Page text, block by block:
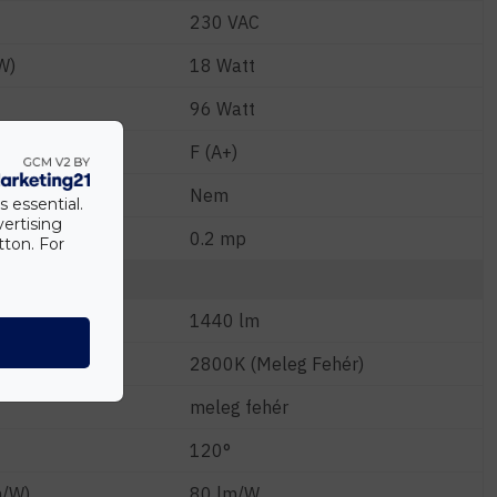
230 VAC
18 Watt
96 Watt
F (A+)
Nem
0.2 mp
1440 lm
2800K (Meleg Fehér)
meleg fehér
120°
essential.
For